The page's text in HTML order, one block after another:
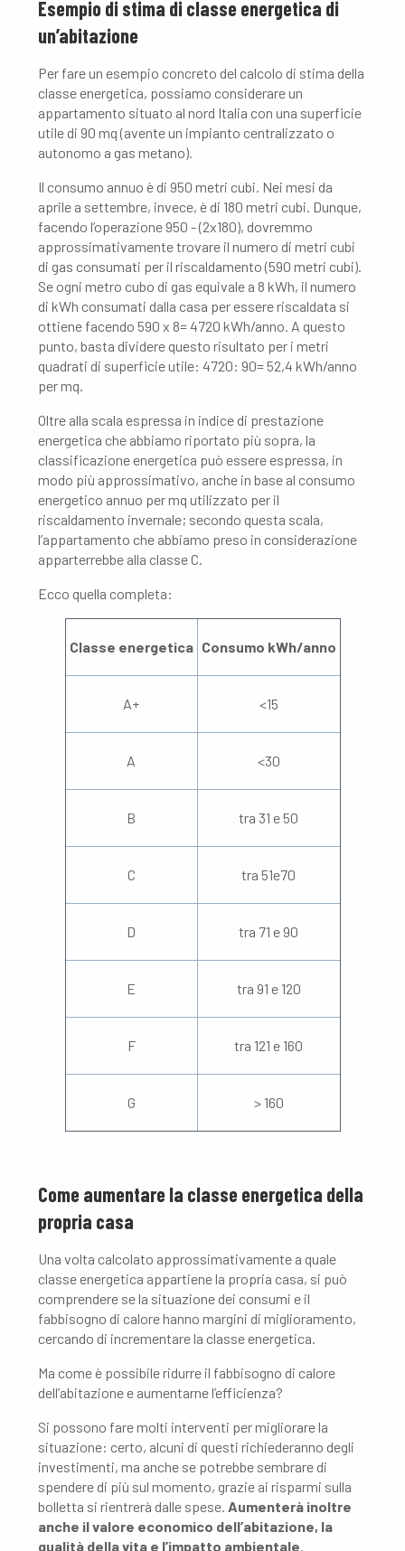
Esempio di stima di classe energetica di
un’abitazione
Per fare un esempio concreto del calcolo di stima della
classe energetica, possiamo considerare un
appartamento situato al nord Italia con una superficie
utile di 90 mq (avente un impianto centralizzato o
autonomo a gas metano).
Il consumo annuo è di 950 metri cubi. Nei mesi da
aprile a settembre, invece, è di 180 metri cubi. Dunque,
facendo l’operazione 950 - (2x180), dovremmo
approssimativamente trovare il numero di metri cubi
di gas consumati per il riscaldamento (590 metri cubi).
Se ogni metro cubo di gas equivale a 8 kWh, il numero
di kWh consumati dalla casa per essere riscaldata si
ottiene facendo 590 x 8= 4720 kWh/anno. A questo
punto, basta dividere questo risultato per i metri
quadrati di superficie utile: 4720: 90= 52,4 kWh/anno
per mq.
Oltre alla scala espressa in indice di prestazione
energetica che abbiamo riportato più sopra, la
classificazione energetica può essere espressa, in
modo più approssimativo, anche in base al consumo
energetico annuo per mq utilizzato per il
riscaldamento invernale; secondo questa scala,
l’appartamento che abbiamo preso in considerazione
apparterrebbe alla classe C.
Ecco quella completa:
Classe energetica Consumo kWh/anno
A+ <15
A <30
B tra 31 e 50
C tra 51e70
D tra 71 e 90
E tra 91 e 120
F tra 121 e 160
G > 160
Come aumentare la classe energetica della
propria casa
Una volta calcolato approssimativamente a quale
classe energetica appartiene la propria casa, si può
comprendere se la situazione dei consumi e il
fabbisogno di calore hanno margini di miglioramento,
cercando di incrementare la classe energetica.
Ma come è possibile ridurre il fabbisogno di calore
dell’abitazione e aumentarne l’efficienza?
Si possono fare molti interventi per migliorare la
situazione: certo, alcuni di questi richiederanno degli
investimenti, ma anche se potrebbe sembrare di
spendere di più sul momento, grazie ai risparmi sulla
bolletta si rientrerà dalle spese. Aumenterà inoltre
anche il valore economico dell’abitazione, la
qualità della vita e l’impatto ambientale.